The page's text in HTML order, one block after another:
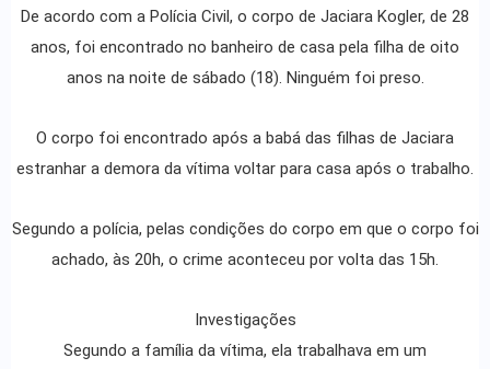
De acordo com a Polícia Civil, o corpo de Jaciara Kogler, de 28
anos, foi encontrado no banheiro de casa pela filha de oito
anos na noite de sábado (18). Ninguém foi preso.
O corpo foi encontrado após a babá das filhas de Jaciara
estranhar a demora da vítima voltar para casa após o trabalho.
Segundo a polícia, pelas condições do corpo em que o corpo foi
achado, às 20h, o crime aconteceu por volta das 15h.
Investigações
Segundo a família da vítima, ela trabalhava em um